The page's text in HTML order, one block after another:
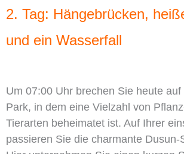
2. Tag: Hängebrücken,
und ein Wasserfall
Um 07:00 Uhr brechen Sie heute
Park, in dem eine Vielzahl von
Tierarten beheimatet ist. Auf Ihrer
passieren Sie die charmante Dusun-